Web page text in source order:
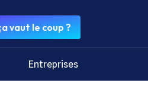
vaut le coup ?
Entreprises